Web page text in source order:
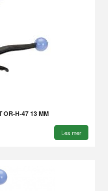
OR-H-47 13 MM
Les mer